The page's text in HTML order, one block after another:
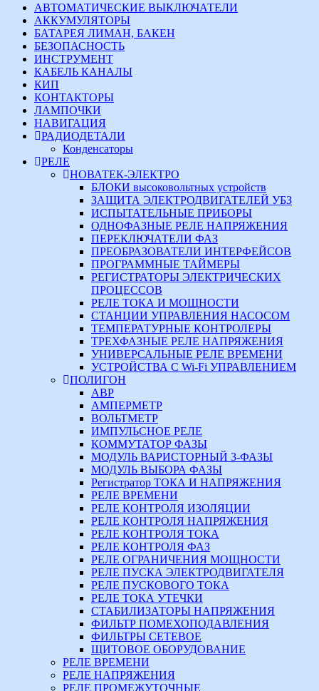
АВТОМАТИЧЕСКИЕ ВЫКЛЮЧАТЕЛИ
АККУМУЛЯТОРЫ
БАТАРЕЯ ЛИМАН, БАКЕН
БЕЗОПАСНОСТЬ
ИНСТРУМЕНТ
КАБЕЛЬ КАНАЛЫ
КИП
КОНТАКТОРЫ
ЛАМПОЧКИ
НАВИГАЦИЯ
РАДИОДЕТАЛИ
Конденсаторы
РЕЛЕ
НОВАТЕК-ЭЛЕКТРО
БЛОКИ высоковольтных устройств
ЗАЩИТА ЭЛЕКТРОДВИГАТЕЛЕЙ УБЗ
ИСПЫТАТЕЛЬНЫЕ ПРИБОРЫ
ОДНОФАЗНЫЕ РЕЛЕ НАПРЯЖЕНИЯ
ПЕРЕКЛЮЧАТЕЛИ ФАЗ
ПРЕОБРАЗОВАТЕЛИ ИНТЕРФЕЙСОВ
ПРОГРАММНЫЕ ТАЙМЕРЫ
РЕГИСТРАТОРЫ ЭЛЕКТРИЧЕСКИХ
ПРОЦЕССОВ
РЕЛЕ ТОКА И МОЩНОСТИ
СТАНЦИИ УПРАВЛЕНИЯ НАСОСОМ
ТЕМПЕРАТУРНЫЕ КОНТРОЛЕРЫ
ТРЕХФАЗНЫЕ РЕЛЕ НАПРЯЖЕНИЯ
УНИВЕРСАЛЬНЫЕ РЕЛЕ ВРЕМЕНИ
УСТРОЙСТВА С Wi-Fi УПРАВЛЕНИЕМ
ПОЛИГОН
АВР
АМПЕРМЕТР
ВОЛЬТМЕТР
ИМПУЛЬСНОЕ РЕЛЕ
КОММУТАТОР ФАЗЫ
МОДУЛЬ ВАРИСТОРНЫЙ 3-ФАЗЫ
МОДУЛЬ ВЫБОРА ФАЗЫ
Регистратор ТОКА И НАПРЯЖЕНИЯ
РЕЛЕ ВРЕМЕНИ
РЕЛЕ КОНТРОЛЯ ИЗОЛЯЦИИ
РЕЛЕ КОНТРОЛЯ НАПРЯЖЕНИЯ
РЕЛЕ КОНТРОЛЯ ТОКА
РЕЛЕ КОНТРОЛЯ ФАЗ
РЕЛЕ ОГРАНИЧЕНИЯ МОЩНОСТИ
РЕЛЕ ПУСКА ЭЛЕКТРОДВИГАТЕЛЯ
РЕЛЕ ПУСКОВОГО ТОКА
РЕЛЕ ТОКА УТЕЧКИ
СТАБИЛИЗАТОРЫ НАПРЯЖЕНИЯ
ФИЛЬТР ПОМЕХОПОДАВЛЕНИЯ
ФИЛЬТРЫ СЕТЕВОЕ
ЩИТОВОЕ ОБОРУДОВАНИЕ
РЕЛЕ ВРЕМЕНИ
РЕЛЕ НАПРЯЖЕНИЯ
РЕЛЕ ПРОМЕЖУТОЧНЫЕ